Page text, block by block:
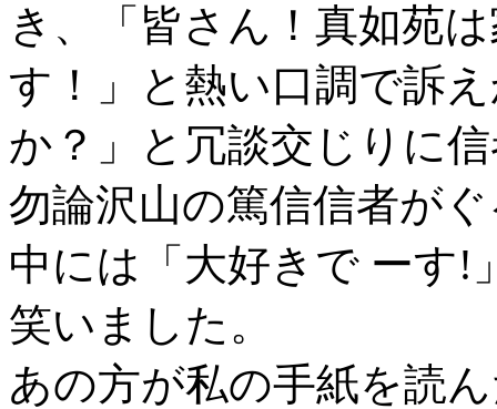
き、「皆さん！真如苑
す！」と熱い口調で訴
か？」と冗談交じりに
勿論沢山の篤信信者が
中には「大好きで ーす!
笑いました。
あの方が私の手紙を読